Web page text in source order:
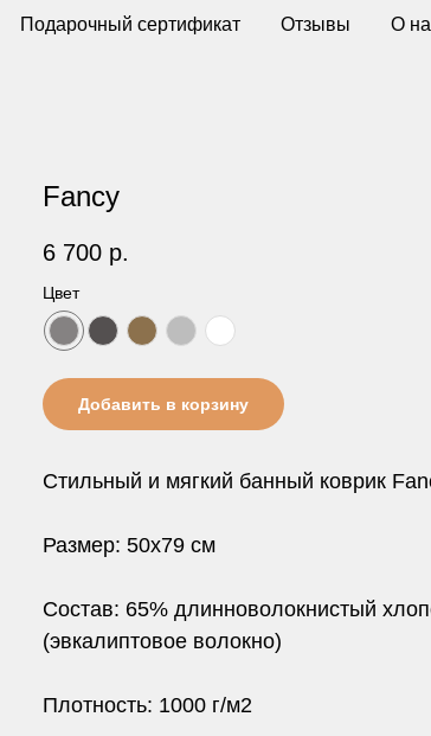
Подарочный сертификат Отзывы О
Fancy
6 700 р.
Цвет
Добавить в корзину
Стильный и мягкий банный коврик
Размер: 50х79 см
Состав: 65% длинноволокнистый
(эвкалиптовое волокно)
Плотность: 1000 г/м2